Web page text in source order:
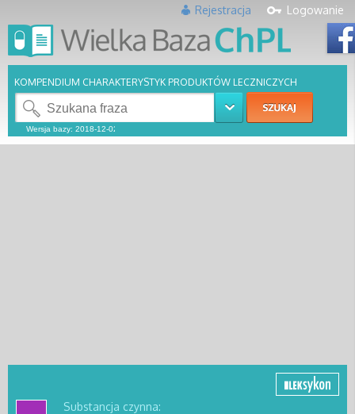
Logowanie
Rejestracja
KOMPENDIUM CHARAKTERYSTYK PRODUKTÓW LECZNICZYCH
Substancja czynna: